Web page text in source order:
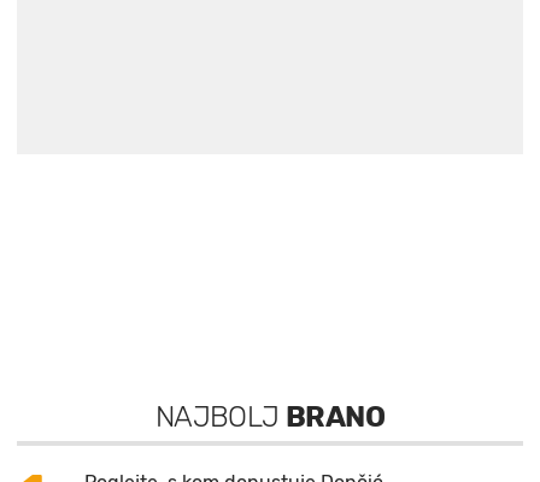
NAJBOLJ BRANO